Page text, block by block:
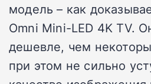
модель – как
Omni Mini-LED 4K TV.
дешевле, чем
при этом не сильно